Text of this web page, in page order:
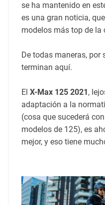
se ha mantenido en
es una gran noticia,
modelos más top de la
De todas maneras, por
terminan aquí.
El X-Max 125 2021,
adaptación a la
(cosa que sucederá
modelos de 125), es
mejor, y eso tiene